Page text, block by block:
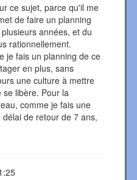
ce sujet, parce qu'il me
de faire un planning
années, et du
rationnellement.
je fais un planning de ce
en plus, sans
une culture à mettre
libère. Pour la
comme je fais une
de retour de 7 ans,